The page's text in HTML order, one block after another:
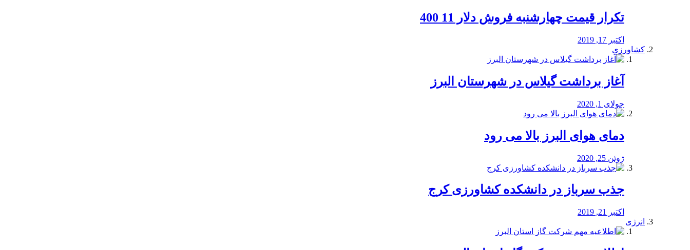
تکرار قیمت چهارشنبه فروش دلار 11 400
اکتبر 17, 2019
کشاورزی
آغاز برداشت گیلاس در شهرستان البرز
جولای 1, 2020
دمای هوای البرز بالا می رود
ژوئن 25, 2020
جذب سرباز در دانشکده کشاورزی کرج
اکتبر 21, 2019
انرژی